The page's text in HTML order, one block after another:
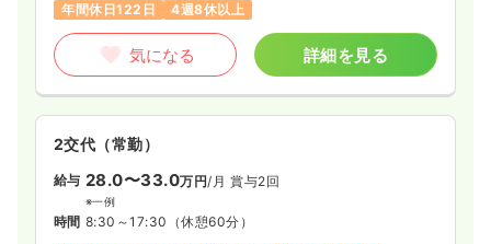
年間休日122日
4週8休以上
気になる 詳細を見る
2交代（常勤）
給与 28.0〜33.0万円/月 賞与2回
※一例
時間 8:30～17:30 （休憩60分）